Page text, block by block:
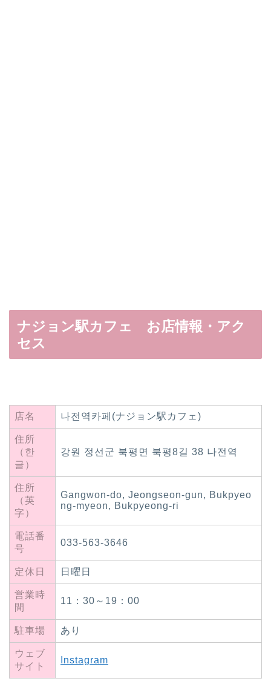
ナジョン駅カフェ お店情報・アク
セス
店名 나전역카페(ナジョン駅カフェ)
住所
（한
글）
강원 정선군 북평면 북평8길 38 나전역
住所
（英
字）
Gangwon-do, Jeongseon-gun, Bukpyeo
ng-myeon, Bukpyeong-ri
電話番
号
033-563-3646
定休日 日曜日
営業時
間
11：30～19：00
駐車場 あり
ウェブ
サイト
Instagram